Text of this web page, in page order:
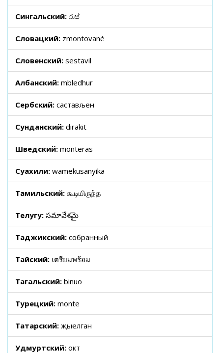
Сингальский: රැස්
Словацкий: zmontované
Словенский: sestavil
Албанский: mbledhur
Сербский: састављен
Сунданский: dirakit
Шведский: monteras
Суахили: wamekusanyika
Тамильский: கூடியிருந்த
Телугу: సమావేశమై
Таджикский: собранный
Тайский: เตรียมพร้อม
Тагальский: binuo
Турецкий: monte
Татарский: җыелган
Удмуртский: окт